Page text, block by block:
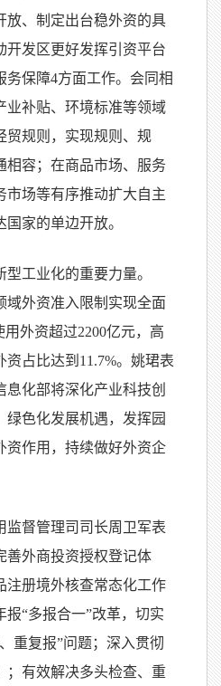
放、制定出台稳外资的具
开发区更好发挥引资平台
务保障4方面工作。会同相
业补贴、环境标准等领域
贸规则，实现规则、规
相容；在商品市场、服务
市场等有序推动扩大自主
家的单边开放。
工业化的重要力量。
域外资准入限制实现全面
外资超过2200亿元，高
占比达到11.7%。姚珺表
息化部将深化产业科技创
绿色化发展机遇，发挥园
资作用，持续做好外资企
监督管理司司长周卫军表
善外商投资授权登记体
注册境外核查常态化工作
“多报合一”改革，切实
重复报”问题；深入贯彻
；有效解决多头检查、重